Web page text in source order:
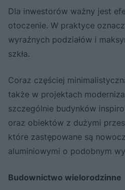
Dla inwestorów ważny jest
otoczenie. W praktyce
wyraźnych podziałów i
szkła.
Coraz częściej
także w projektach
szczególnie budynków
oraz obiektów z dużymi
które zastępowane są
aluminiowymi o podobnym
Budownictwo wielorodzinne